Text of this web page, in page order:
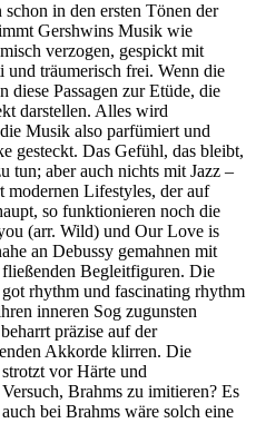
in den ersten Tönen der
Gershwins Musik wie
verzogen, gespickt mit
und träumerisch frei. Wenn die
Passagen zur Etüde, die
darstellen. Alles wird
Musik also parfümiert und
gesteckt. Das Gefühl, das bleibt,
tun; aber auch nichts mit Jazz –
modernen Lifestyles, der auf
so funktionieren noch die
(arr. Wild) und Our Love is
an Debussy gemahnen mit
Begleitfiguren. Die
rhythm und fascinating rhythm
inneren Sog zugunsten
präzise auf der
Akkorde klirren. Die
vor Härte und
Brahms zu imitieren? Es
bei Brahms wäre solch eine